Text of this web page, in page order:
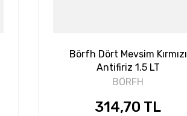
Börfh Dört Mevsim Kırmızı
Antifiriz 1.5 LT
BÖRFH
314,70 TL